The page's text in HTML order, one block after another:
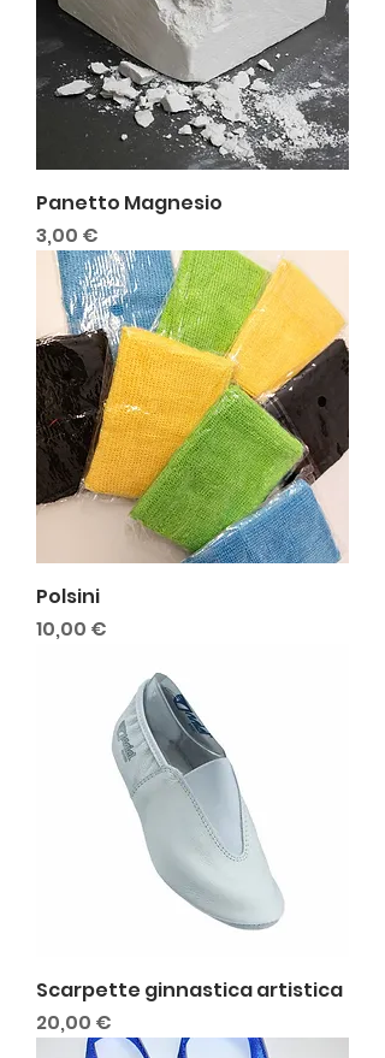
Panetto Magnesio
Prezzo
3,00 €
Polsini
Prezzo
10,00 €
Scarpette ginnastica artistica
Prezzo
20,00 €